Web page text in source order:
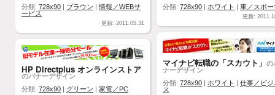
分類: 728x90 ブラウン |情報／WEBサ
ービス
更新: 2011.05.31
分類: 728x90 ホワイト 車／スポー
更新:
マイナビ転職の「スカウト」 の
ナーデザイン
分類: 728x90 ホワイト
仕事／ビジ
ス
HP Directplus オンラインストア
のバナーデザイン
分類: 728x90 グリーン 家電／PC